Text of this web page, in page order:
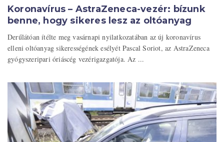
Koronavírus – AstraZeneca-vezér: bízunk
benne, hogy sikeres lesz az oltóanyag
Derűlátóan ítélte meg vasárnapi nyilatkozatában az új koronavírus
elleni oltóanyag sikerességének esélyét Pascal Soriot, az AstraZeneca
gyógyszeripari óriáscég vezérigazgatója. Az ...